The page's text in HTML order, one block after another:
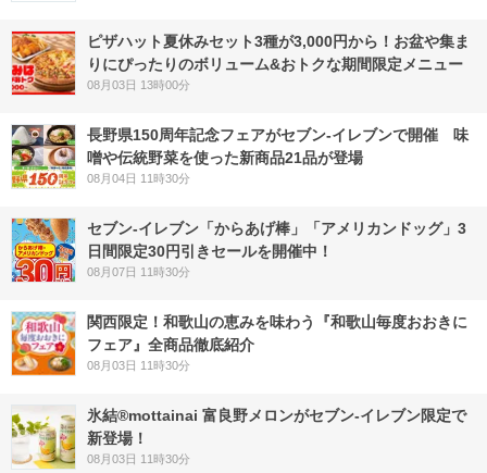
ピザハット夏休みセット3種が3,000円から！お盆や集ま
りにぴったりのボリューム&おトクな期間限定メニュー
08月03日 13時00分
長野県150周年記念フェアがセブン-イレブンで開催 味
噌や伝統野菜を使った新商品21品が登場
08月04日 11時30分
セブン‐イレブン「からあげ棒」「アメリカンドッグ」3
日間限定30円引きセールを開催中！
08月07日 11時30分
関西限定！和歌山の恵みを味わう『和歌山毎度おおきに
フェア』全商品徹底紹介
08月03日 11時30分
氷結®mottainai 富良野メロンがセブン‐イレブン限定で
新登場！
08月03日 11時30分